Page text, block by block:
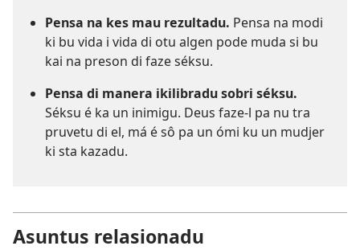
Pensa na kes mau rezultadu. Pensa na modi
ki bu vida i vida di otu algen pode muda si bu
kai na preson di faze séksu.
Pensa di manera ikilibradu sobri séksu.
Séksu é ka un inimigu. Deus faze-l pa nu tra
pruvetu di el, má é sô pa un ómi ku un mudjer
ki sta kazadu.
Asuntus relasionadu